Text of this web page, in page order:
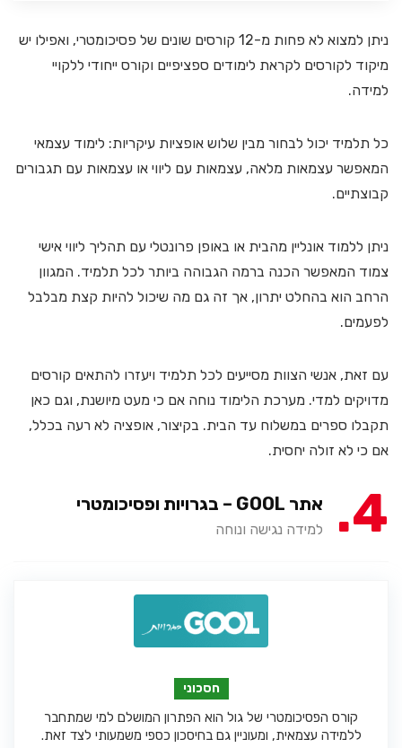
ניתן למצוא לא פחות מ-12 קורסים שונים של פסיכומטרי, ואפילו יש
מיקוד לקורסים לקראת לימודים ספציפיים וקורס ייחודי ללקויי
למידה.
כל תלמיד יכול לבחור מבין שלוש אופציות עיקריות: לימוד עצמאי
המאפשר עצמאות מלאה, עצמאות עם ליווי או עצמאות עם תגבורים
קבוצתיים.
ניתן ללמוד אונליין מהבית או באופן פרונטלי עם תהליך ליווי אישי
צמוד המאפשר הכנה ברמה הגבוהה ביותר לכל תלמיד. המגוון
הרחב הוא בהחלט יתרון, אך זה גם מה שיכול להיות קצת מבלבל
לפעמים.
עם זאת, אנשי הצוות מסייעים לכל תלמיד ויעזרו להתאים קורסים
מדויקים למדי. מערכת הלימוד נוחה אם כי מעט מיושנת, וגם כאן
תקבלו ספרים במשלוח עד הבית. בקיצור, אופציה לא רעה בכלל,
אם כי לא זולה יחסית.
4 אתר GOOL – בגרויות ופסיכומטרי
למידה נגישה ונוחה
חסכוני
קורס הפסיכומטרי של גול הוא הפתרון המושלם למי שמתחבר
ללמידה עצמאית, ומעוניין גם בחיסכון כספי משמעותי לצד זאת.